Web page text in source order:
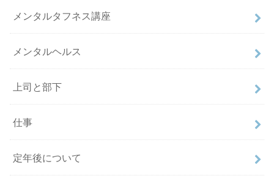
メンタルタフネス講座
メンタルヘルス
上司と部下
仕事
定年後について